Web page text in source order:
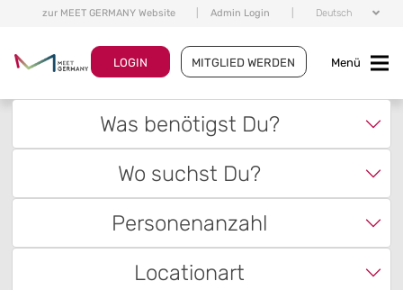
zur MEET GERMANY Website Admin Login Deutsch
LOGIN MITGLIED WERDEN Menü
Was benötigst Du?
Wo suchst Du?
Personenanzahl
Locationart